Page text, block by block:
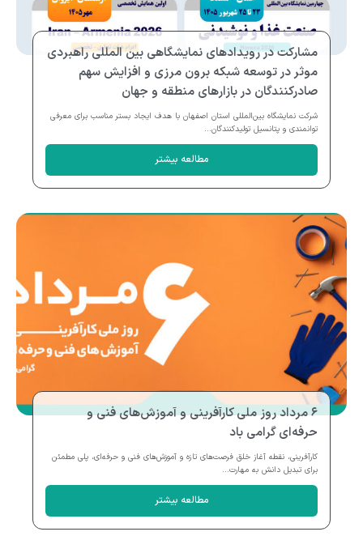
مشارکت در رویدادهای نمایشگاهی بین المللی راهبردی
موثر در توسعه شبکه برون مرزی و افزایش سهم
صادرکنندگان در بازارهای منطقه و جهان
شرکت نمایشگاه بین‌المللی استان اصفهان با هدف ایجاد بستر مناسب برای معرفی
توانمندی و پتانسیل تولیدکنندگان...
مطالعه بیشتر
۶ مرداد روز ملی کارآفرینی و آموزش‌های فنی و
حرفه‌ای گرامی باد
کارآفرینی، نقطه آغاز خلق فرصت‌های تازه و آموزش‌های فنی و حرفه‌ای، پلی مطمئن
برای تبدیل دانش به مهارت...
مطالعه بیشتر